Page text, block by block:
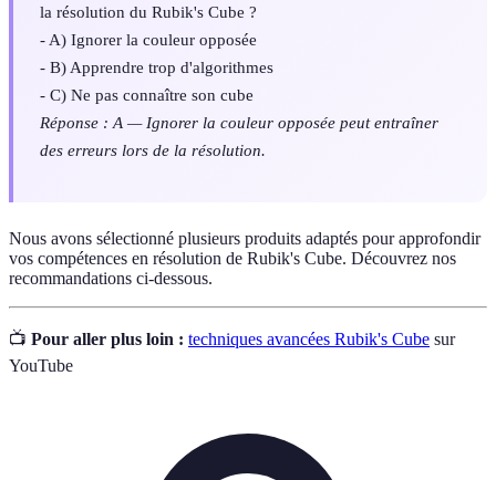
la résolution du Rubik's Cube ?
- A) Ignorer la couleur opposée
- B) Apprendre trop d'algorithmes
- C) Ne pas connaître son cube
Réponse : A — Ignorer la couleur opposée peut entraîner
des erreurs lors de la résolution.
Nous avons sélectionné plusieurs produits adaptés pour approfondir
vos compétences en résolution de Rubik's Cube. Découvrez nos
recommandations ci-dessous.
📺 Pour aller plus loin : techniques avancées Rubik's Cube sur
YouTube